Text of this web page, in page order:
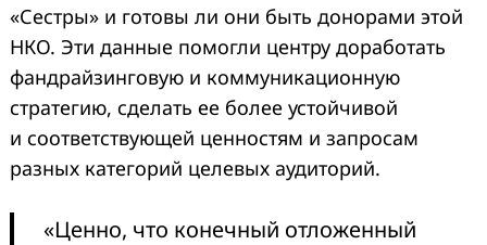
«Сестры» и готовы ли они быть донорами этой
НКО. Эти данные помогли центру доработать
фандрайзинговую и коммуникационную
стратегию, сделать ее более устойчивой
и соответствующей ценностям и запросам
разных категорий целевых аудиторий.
«Ценно, что конечный отложенный